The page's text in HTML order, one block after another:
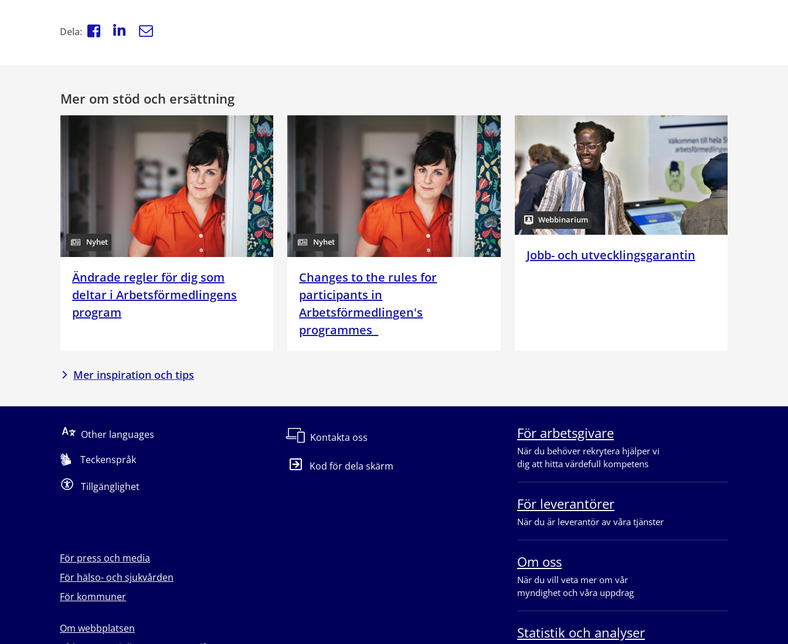
Dela:
Mer om stöd och ersättning
Nyhet
Ändrade regler för dig som
deltar i Arbetsförmedlingens
program
Nyhet
Changes to the rules for
participants in
Arbetsförmedlingen's
programmes
Webbinarium
Jobb- och utvecklingsgarantin
Mer inspiration och tips
Other languages
Teckenspråk
Tillgänglighet
Kontakta oss
Kod för dela skärm
För press och media
För hälso- och sjukvården
För kommuner
Om webbplatsen
För arbetsgivare
När du behöver rekrytera hjälper vi
dig att hitta värdefull kompetens
För leverantörer
När du är leverantör av våra tjänster
Om oss
När du vill veta mer om vår
myndighet och våra uppdrag
Statistik och analyser